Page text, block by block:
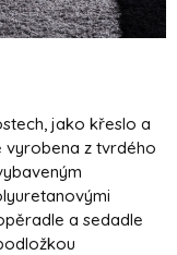
jako křeslo a
vyrobena z tvrdého
a sedadle